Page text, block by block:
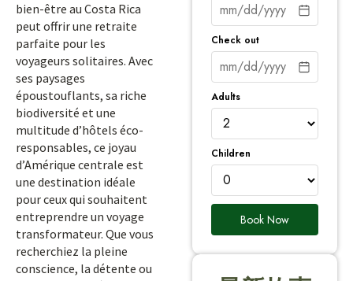
bien-être au Costa Rica
peut offrir une retraite
parfaite pour les
voyageurs solitaires. Avec
ses paysages
époustouflants, sa riche
biodiversité et une
multitude d’hôtels éco-
responsables, ce joyau
d’Amérique centrale est
une destination idéale
pour ceux qui souhaitent
entreprendre un voyage
transformateur. Que vous
recherchiez la pleine
conscience, la détente ou
Check out
Adults
Children
Book Now